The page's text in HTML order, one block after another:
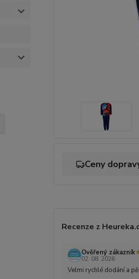
Ceny
Recenze z
Ověřený zákazník
02. 08. 2026
Velmi rychlé dodání a